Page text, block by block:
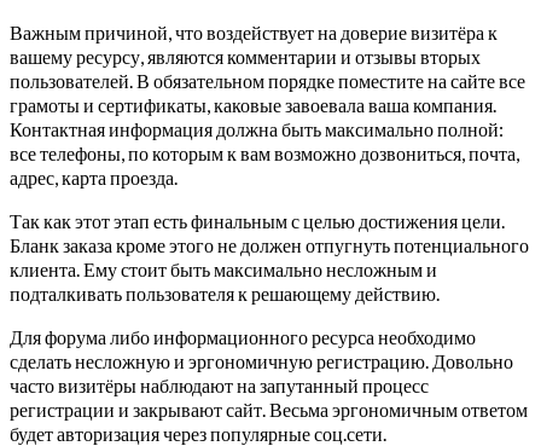
Важным причиной, что воздействует на доверие визитёра к
вашему ресурсу, являются комментарии и отзывы вторых
пользователей. В обязательном порядке поместите на сайте все
грамоты и сертификаты, каковые завоевала ваша компания.
Контактная информация должна быть максимально полной:
все телефоны, по которым к вам возможно дозвониться, почта,
адрес, карта проезда.
Так как этот этап есть финальным с целью достижения цели.
Бланк заказа кроме этого не должен отпугнуть потенциального
клиента. Ему стоит быть максимально несложным и
подталкивать пользователя к решающему действию.
Для форума либо информационного ресурса необходимо
сделать несложную и эргономичную регистрацию. Довольно
часто визитёры наблюдают на запутанный процесс
регистрации и закрывают сайт. Весьма эргономичным ответом
будет авторизация через популярные соц.сети.